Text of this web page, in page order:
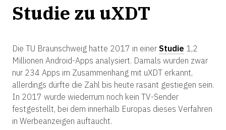
Studie zu uXDT
Die TU Braunschweig hatte 2017 in einer Studie 1,2
Millionen Android-Apps analysiert. Damals wurden zwar
nur 234 Apps im Zusammenhang mit uXDT erkannt,
allerdings dürfte die Zahl bis heute rasant gestiegen sein.
In 2017 wurde wiederrum noch kein TV-Sender
festgestellt, bei dem innerhalb Europas dieses Verfahren
in Werbeanzeigen auftaucht.